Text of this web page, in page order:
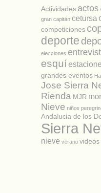
Actividades actos
gran capitán cetursa
competiciones
deporte
elecciones
esquí
grandes eventos
Jose Sierra
Rienda MJR
Nieve niños
Andalucia de los
Sierra
nieve verano videos